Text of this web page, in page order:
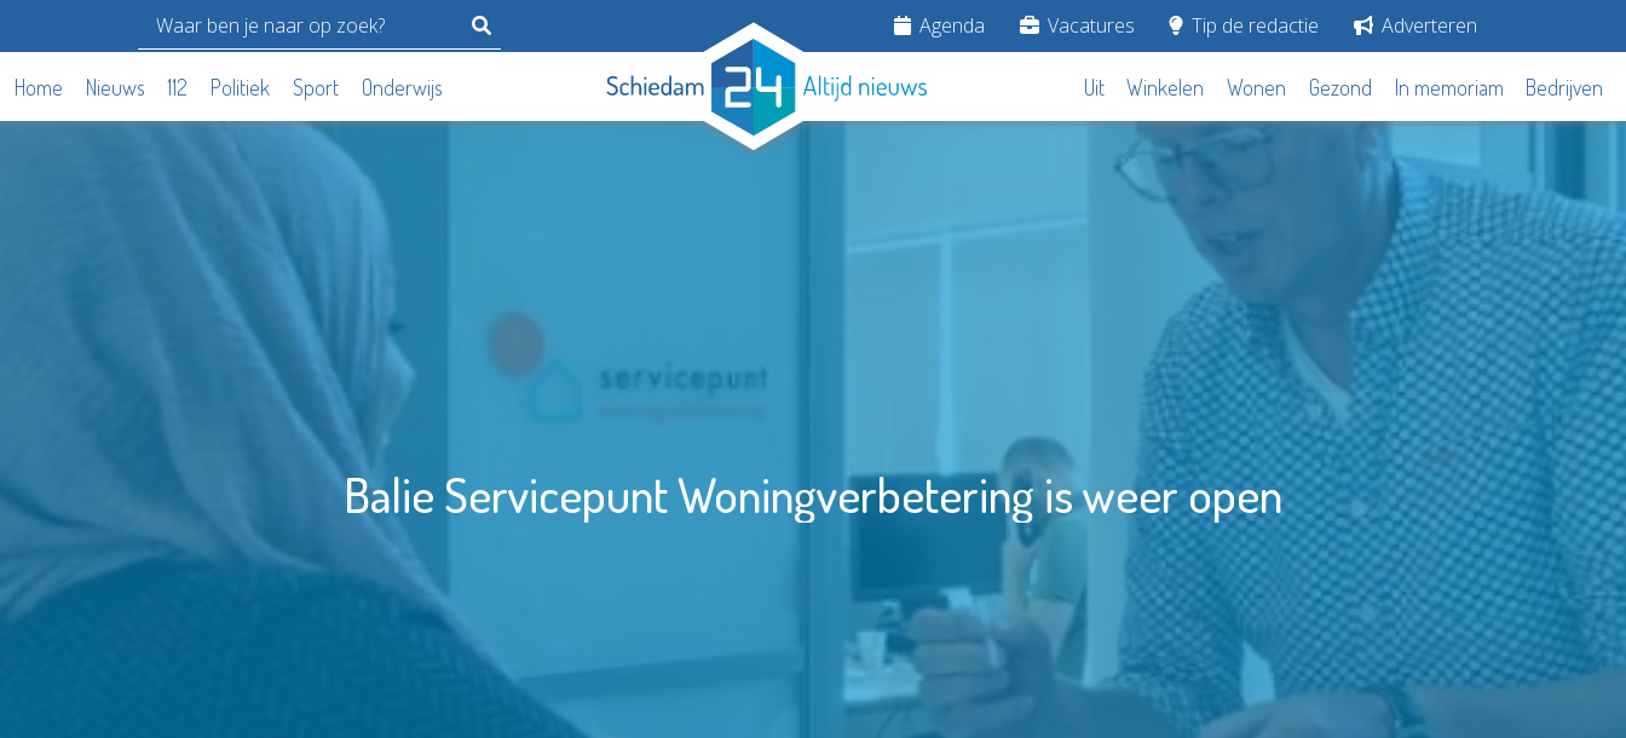
Agenda Vacatures Tip de redactie Adverteren
Home Nieuws 112 Politiek Sport Onderwijs Uit Winkelen Wonen Gezond In memoriam Bedrijven
Balie Servicepunt Woningverbetering is weer open